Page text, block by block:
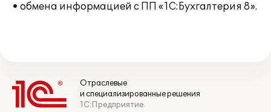
• обмена информацией с ПП «1С:Бухгалтерия 8».
Отраслевые
и специализированные решения
1С:Предприятие